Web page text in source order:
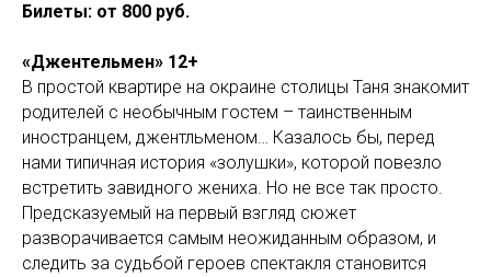
Билеты: от 800 руб.
«Джентельмен» 12+
В простой квартире на окраине столицы Таня знакомит
родителей с необычным гостем – таинственным
иностранцем, джентльменом… Казалось бы, перед
нами типичная история «золушки», которой повезло
встретить завидного жениха. Но не все так просто.
Предсказуемый на первый взгляд сюжет
разворачивается самым неожиданным образом, и
следить за судьбой героев спектакля становится